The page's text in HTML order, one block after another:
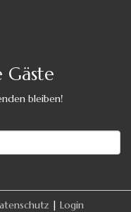
Gäste
bleiben!
| Login